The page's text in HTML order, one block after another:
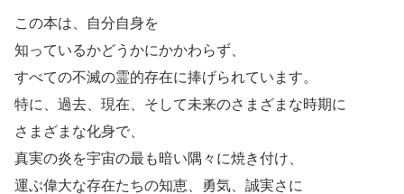
この本は、自分自身を
知っているかどうかにかかわらず、
すべての不滅の霊的存在に捧げられています。
特に、過去、現在、そして未来のさまざまな時期に
さまざまな化身で、
真実の炎を宇宙の最も暗い隅々に焼き付け、
運ぶ偉大な存在たちの知恵、勇気、誠実さに